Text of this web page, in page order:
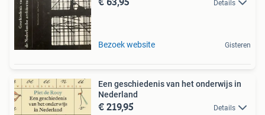
Details
Bezoek website Gisteren
Een geschiedenis van het onderwijs in
Nederland
€ 219,95 Details